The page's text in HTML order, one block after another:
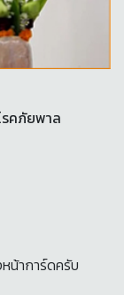
รคภัยพาล
น้าการ์ดครับ